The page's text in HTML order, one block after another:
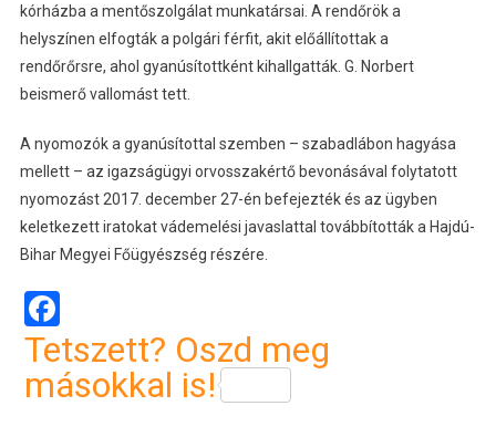
kórházba a mentőszolgálat munkatársai. A rendőrök a
helyszínen elfogták a polgári férfit, akit előállítottak a
rendőrőrsre, ahol gyanúsítottként kihallgatták. G. Norbert
beismerő vallomást tett.
A nyomozók a gyanúsítottal szemben – szabadlábon hagyása
mellett – az igazságügyi orvosszakértő bevonásával folytatott
nyomozást 2017. december 27-én befejezték és az ügyben
keletkezett iratokat vádemelési javaslattal továbbították a Hajdú-
Bihar Megyei Főügyészség részére.
Facebook
Tetszett? Oszd meg
másokkal is!